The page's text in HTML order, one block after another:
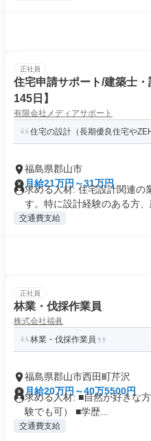
正社員
住宅申請サポート/建築士
145日】
有限会社メディアサポート
住宅の設計（長期優良住宅や
福島県郡山市
月給21万円～31万円
求める人材: 住宅設計関連の
す。特に設計経験のある方、
交通費支給
正社員
林業・伐採作業員
株式会社福眞
林業・伐採作業員
福島県郡山市西田町芹沢
月給20万円～40万5500円
求める人材: ■自然が好きな
験でも可） ■学歴...
交通費支給